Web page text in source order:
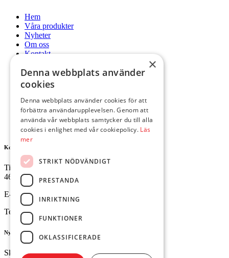
Hem
Våra produkter
Nyheter
Om oss
Kontakt
Hem
Våra produkter
Nyheter
Om oss
Kontakt
Mitt konto
Kontakta oss
Tingvallavägen 34
461 32 Trollhättan
E-mail:butik@ejesgolv.se
Telefon:0520-795 00
Nyhetsbrev
Skriv upp dig för att få dem senaste nyheterna.
×
Denna webbplats använder
cookies
Denna webbplats använder cookies för att
förbättra användarupplevelsen. Genom att
använda vår webbplats samtycker du till alla
cookies i enlighet med vår cookiepolicy. Läs
mer
STRIKT NÖDVÄNDIGT
PRESTANDA
INRIKTNING
FUNKTIONER
OKLASSIFICERADE